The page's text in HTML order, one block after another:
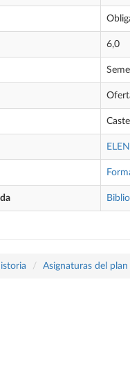
6,0
Asignaturas del